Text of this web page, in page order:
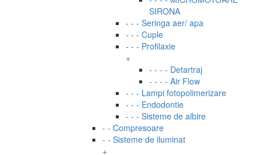
SIRONA
- - - Seringa aer/ apa
- - - Cuple
- - - Profilaxie
+
- - - - Detartraj
- - - - Air Flow
- - - Lampi fotopolimerizare
- - - Endodontie
- - - Sisteme de albire
- - Compresoare
- - Sisteme de iluminat
+